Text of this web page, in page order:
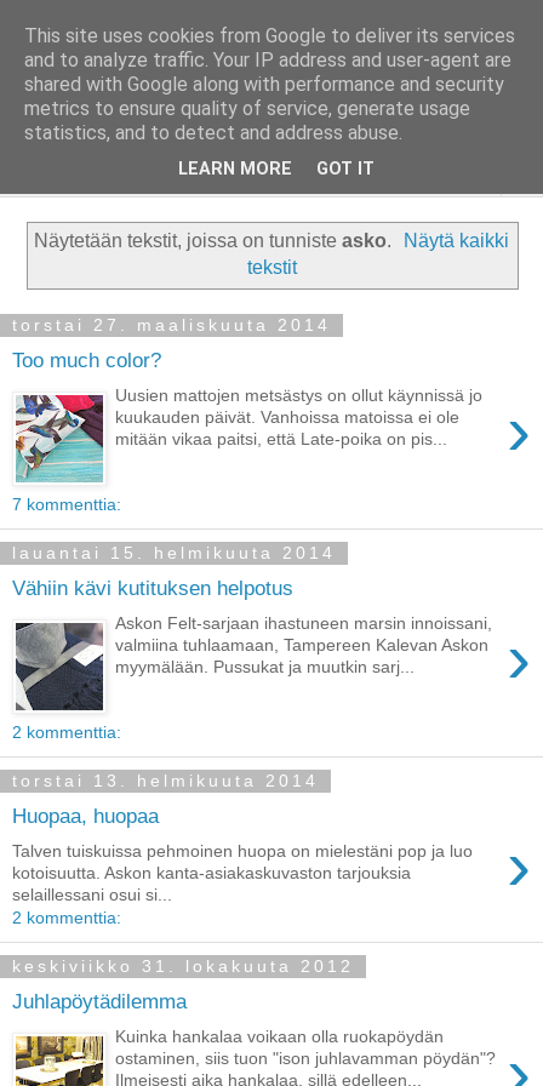
Taloja ja Toiveita
[ Sisustaa ] [ Remontoi ] [ Tuunaa ] [ Haaveilee ] [ Reissaa ]
Näytetään tekstit, joissa on tunniste asko.
Näytä kaikki
tekstit
torstai 27. maaliskuuta 2014
Too much color?
›
Uusien mattojen metsästys on ollut käynnissä jo
kuukauden päivät. Vanhoissa matoissa ei ole
mitään vikaa paitsi, että Late-poika on pis...
7 kommenttia:
lauantai 15. helmikuuta 2014
Vähiin kävi kutituksen helpotus
›
Askon Felt-sarjaan ihastuneen marsin innoissani,
valmiina tuhlaamaan, Tampereen Kalevan Askon
myymälään. Pussukat ja muutkin sarj...
2 kommenttia:
torstai 13. helmikuuta 2014
Huopaa, huopaa
›
Talven tuiskuissa pehmoinen huopa on mielestäni pop ja luo
kotoisuutta. Askon kanta-asiakaskuvaston tarjouksia
selaillessani osui si...
2 kommenttia:
keskiviikko 31. lokakuuta 2012
Juhlapöytädilemma
Kuinka hankalaa voikaan olla ruokapöydän
ostaminen, siis tuon "ison juhlavamman pöydän"?
Ilmeisesti aika hankalaa, sillä edelleen...
This site uses cookies from Google to deliver its services
and to analyze traffic. Your IP address and user-agent are
shared with Google along with performance and security
metrics to ensure quality of service, generate usage
statistics, and to detect and address abuse.
LEARN MORE GOT IT